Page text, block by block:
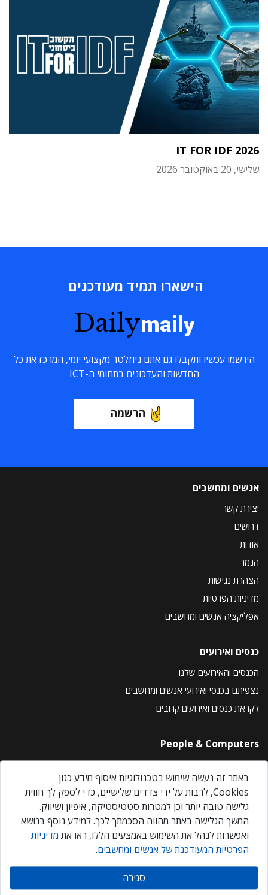
IT FOR IDF 2026
שלישי, 20 באוקטובר 2026
הישארו תמיד מעודכנים
Dailymaily
הירשמו עכשיו ותקבלו גם אתם ניוזלטר מקצועי יומי, המרכז את כל
החדשות והעדכונים בתחומי ה-ICT
הרשמה
אנשים ומחשבים
יצירת קשר
דרושים
אודות
הנמר
הצהרת נגישות
מדיניות הפרטיות
אפליקציה אנשים ומחשבים
כנסים ואירועים
הכנסים והאירועים שלנו
נצפיתם בכנסי ואירועי אנשים ומחשבים
לקראת כנסים ואירועים קרובים
People & Computers
About Us
Privacy Policy
Contact Us
Our Events
אנשים ומחשבים © 2026 – כל הזכויות שמורות
באתר זה נעשה שימוש בטכנולוגיות איסוף מידע כגון
Cookies, לרבות על ידי צדדים שלישיים, כדי לספק לך חווית
גלישה טובה יותר וכן למטרות סטטיסטיקה, איפיון ושיווק.
המשך הגלישה באתר מהווה הסכמתך לכך. למידע נוסף בנושא
ואפשרות לנהל את השימוש באמצעים הללו, ראו את מדיניות
הפרטיות המעודכנת של אנשים ומחשבים.
סגירה